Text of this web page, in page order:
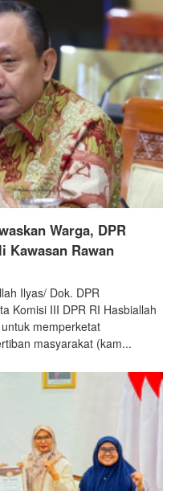
Warga, DPR
Kawasan Rawan
Ilyas/ Dok. DPR
Komisi III DPR RI Hasbiallah
memperketat
masyarakat (kam...